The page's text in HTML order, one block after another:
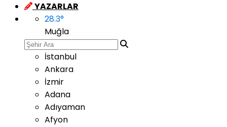
YAZARLAR
28.3°
Muğla
İstanbul
Ankara
İzmir
Adana
Adıyaman
Afyon